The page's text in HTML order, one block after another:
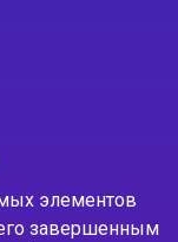
элементов
завершенным